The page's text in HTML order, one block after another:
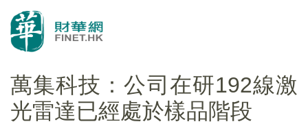
萬集科技：公司在研192線激
光雷達已經處於樣品階段